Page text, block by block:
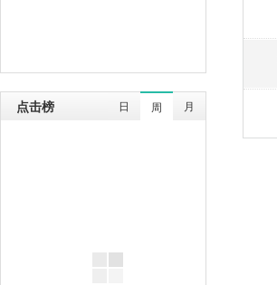
点击榜 日 周 月